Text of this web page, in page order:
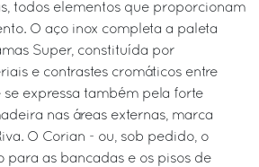
todos elementos que proporcionam
O aço inox completa a paleta
Super, constituída por
e contrastes cromáticos entre
se expressa também pela forte
nas áreas externas, marca
O Corian - ou, sob pedido, o
para as bancadas e os pisos de